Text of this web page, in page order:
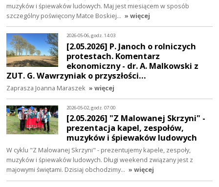
muzyków i śpiewaków ludowych. Maj jest miesiącem w sposób
szczególny poświęcony Matce Boskiej… » więcej
2026-05-06, godz. 14:03
[2.05.2026] P. Janoch o rolniczych
protestach. Komentarz
ekonomiczny - dr. A. Malkowski z
ZUT. G. Wawrzyniak o przyszłości…
Zaprasza Joanna Maraszek » więcej
2026-05-02, godz. 07:00
[2.05.2026] "Z Malowanej Skrzyni" -
prezentacja kapel, zespołów,
muzyków i śpiewaków ludowych
W cyklu "Z Malowanej Skrzyni" - prezentujemy kapele, zespoły,
muzyków i śpiewaków ludowych. Długi weekend związany jest z
majowymi świętami. Dzisiaj obchodzimy… » więcej